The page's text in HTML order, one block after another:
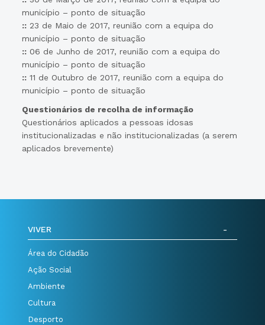
município – ponto de situação
:: 23 de Maio de 2017, reunião com a equipa do
município – ponto de situação
:: 06 de Junho de 2017, reunião com a equipa do
município – ponto de situação
:: 11 de Outubro de 2017, reunião com a equipa do
município – ponto de situação
Questionários de recolha de informação
Questionários aplicados a pessoas idosas
institucionalizadas e não institucionalizadas (a serem
aplicados brevemente)
VIVER
Área do Cidadão
Ação Social
Ambiente
Cultura
Desporto